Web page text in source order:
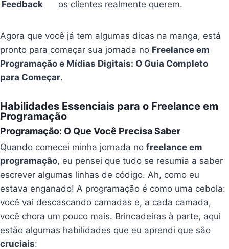
Feedback
os clientes realmente querem.
Agora que você já tem algumas dicas na manga, está
pronto para começar sua jornada no Freelance em
Programação e Mídias Digitais: O Guia Completo
para Começar.
Habilidades Essenciais para o Freelance em
Programação
Programação: O Que Você Precisa Saber
Quando comecei minha jornada nofreelance em
programação, eu pensei que tudo se resumia a saber
escrever algumas linhas de código. Ah, como eu
estava enganado! A programação é como uma cebola:
você vai descascando camadas e, a cada camada,
você chora um pouco mais. Brincadeiras à parte, aqui
estão algumas habilidades que eu aprendi que são
cruciais: